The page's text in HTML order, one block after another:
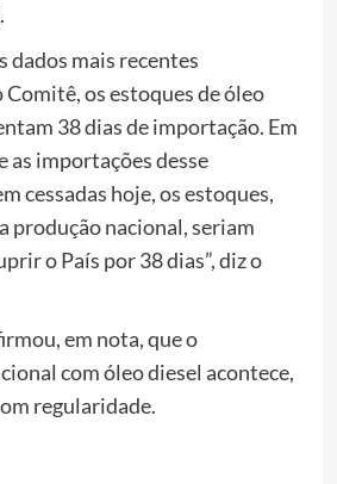
dados mais recentes
os estoques de óleo
38 dias de importação. Em
as importações desse
cessadas hoje, os estoques,
produção nacional, seriam
o País por 38 dias”, diz o
em nota, que o
com óleo diesel acontece,
regularidade.